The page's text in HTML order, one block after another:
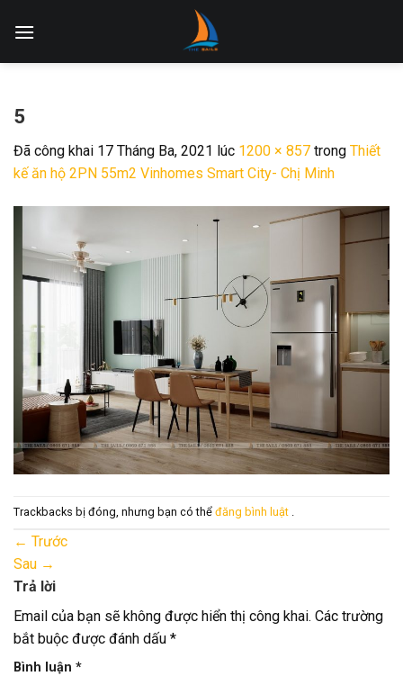
5
Đã công khai 17 Tháng Ba, 2021 lúc 1200 × 857 trong Thiết
kế ăn hộ 2PN 55m2 Vinhomes Smart City- Chị Minh
Trackbacks bị đóng, nhưng bạn có thể đăng bình luật
← Trước
Sau →
Trả lời
Email của bạn sẽ không được hiển thị công khai. Các trường
bắt buộc được đánh dấu *
Bình luận *